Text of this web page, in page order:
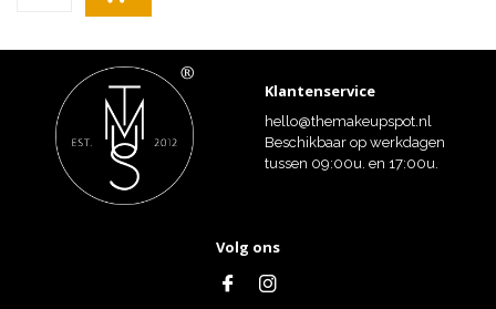
Klantenservice
hello@themakeupspot.nl
Beschikbaar op werkdagen
tussen 09:00u. en 17:00u.
Volg ons